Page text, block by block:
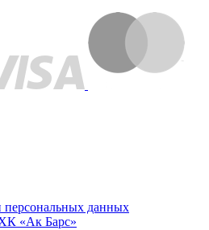
персональных данных
«Ак Барс»